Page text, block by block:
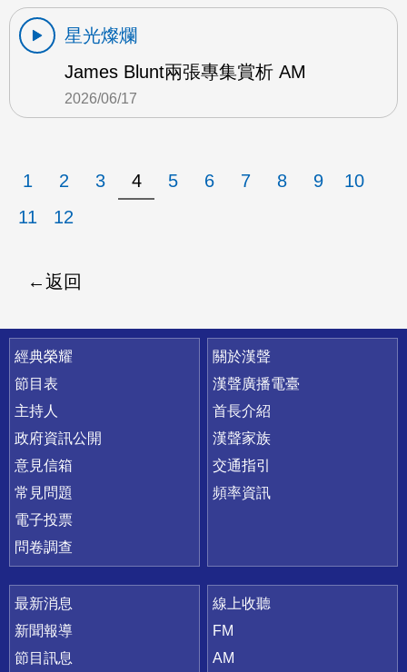
星光燦爛
James Blunt兩張專集賞析 AM
2026/06/17
1 2 3 4 5 6 7 8 9
10
11
12
返回
快速連結
經典榮耀
節目表
主持人
政府資訊公開
意見信箱
常見問題
電子投票
問卷調查
關於漢聲
漢聲廣播電臺
首長介紹
漢聲家族
交通指引
頻率資訊
最新消息
新聞報導
節目訊息
線上收聽
FM
AM